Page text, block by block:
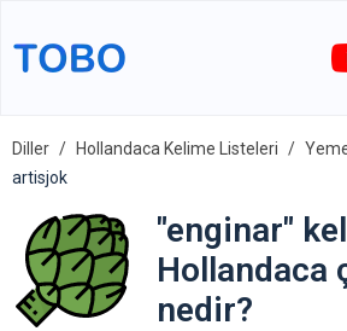
Diller Hollandaca Kelime Listeleri
artisjok
"enginar"
Hollandaca
nedir?